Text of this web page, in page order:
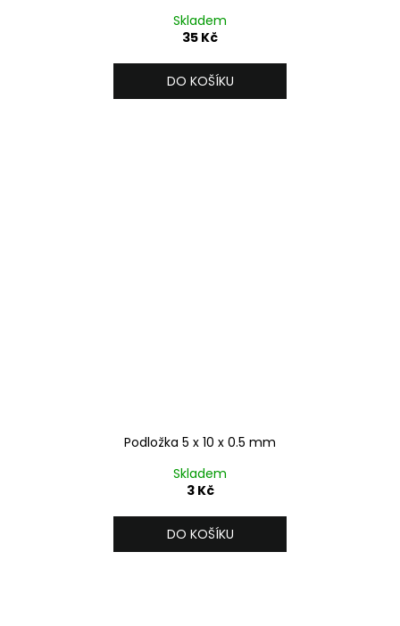
Skladem
35 Kč
DO KOŠÍKU
Podložka 5 x 10 x 0.5 mm
Skladem
3 Kč
DO KOŠÍKU